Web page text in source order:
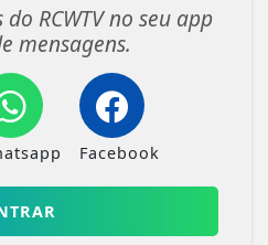
RCWTV no seu app
mensagens.
Facebook